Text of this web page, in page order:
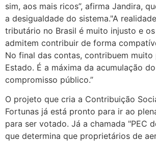
sim, aos mais ricos”, afirma Jandira,
a desigualdade do sistema."A
tributário no Brasil é muito injusto e
admitem contribuir de forma
No final das contas, contribuem muito
Estado. É a máxima da acumulação
compromisso público.”
O projeto que cria a Contribuição
Fortunas já está pronto para ir ao
para ser votado. Já a chamada "PEC
que determina que proprietários de